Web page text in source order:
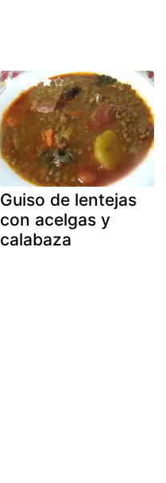
Guiso de lentejas
con acelgas y
calabaza